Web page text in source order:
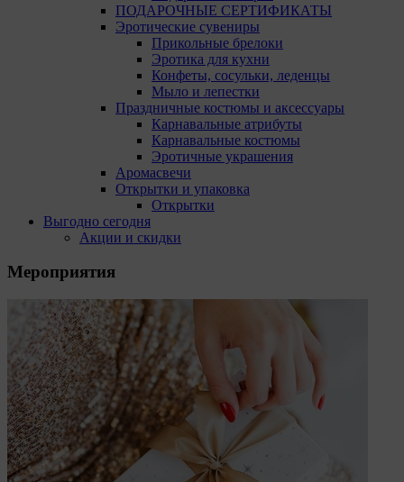
ПОДАРОЧНЫЕ СЕРТИФИКАТЫ
Эротические сувениры
Прикольные брелоки
Эротика для кухни
Конфеты, сосульки, леденцы
Мыло и лепестки
Праздничные костюмы и аксессуары
Карнавальные атрибуты
Карнавальные костюмы
Эротичные украшения
Аромасвечи
Открытки и упаковка
Открытки
Выгодно сегодня
Акции и скидки
Мероприятия